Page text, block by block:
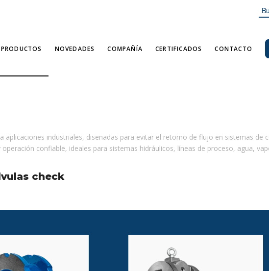
for:
PRODUCTOS NOVEDADES COMPAÑÍA CERTIFICADOS CONTACTO
aplicaciones industriales, diseñadas para evitar el retorno de flujo en sistemas de
confiable, ideales para sistemas hidráulicos, líneas de proceso, agua,
check